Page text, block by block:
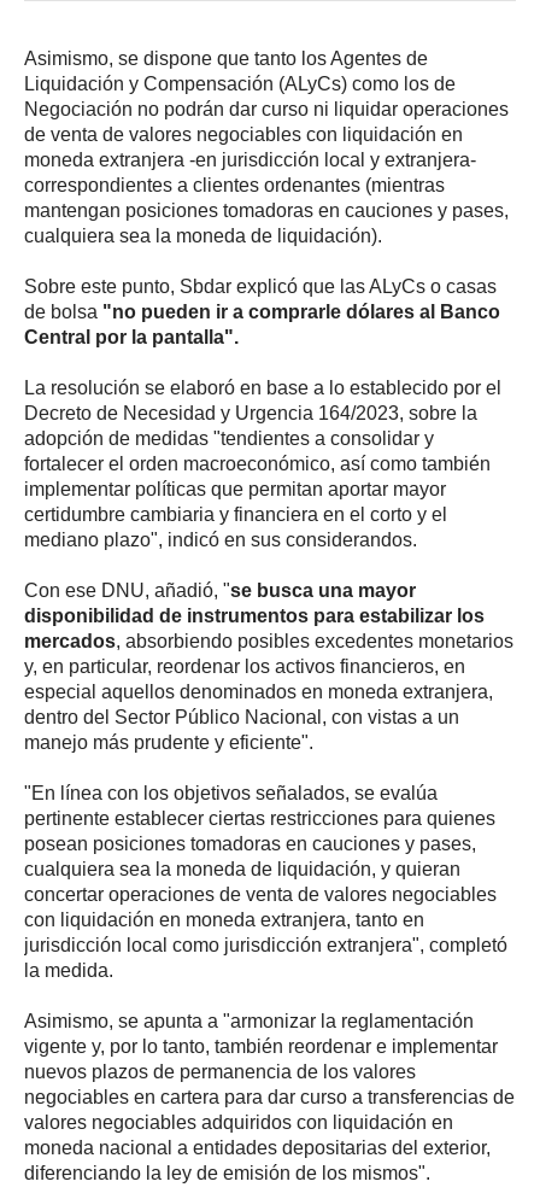
Asimismo, se dispone que tanto los Agentes de
Liquidación y Compensación (ALyCs) como los de
Negociación no podrán dar curso ni liquidar operaciones
de venta de valores negociables con liquidación en
moneda extranjera -en jurisdicción local y extranjera-
correspondientes a clientes ordenantes (mientras
mantengan posiciones tomadoras en cauciones y pases,
cualquiera sea la moneda de liquidación).
Sobre este punto, Sbdar explicó que las ALyCs o casas
de bolsa "no pueden ir a comprarle dólares al Banco
Central por la pantalla".
La resolución se elaboró en base a lo establecido por el
Decreto de Necesidad y Urgencia 164/2023, sobre la
adopción de medidas "tendientes a consolidar y
fortalecer el orden macroeconómico, así como también
implementar políticas que permitan aportar mayor
certidumbre cambiaria y financiera en el corto y el
mediano plazo", indicó en sus considerandos.
Con ese DNU, añadió, "se busca una mayor
disponibilidad de instrumentos para estabilizar los
mercados, absorbiendo posibles excedentes monetarios
y, en particular, reordenar los activos financieros, en
especial aquellos denominados en moneda extranjera,
dentro del Sector Público Nacional, con vistas a un
manejo más prudente y eficiente".
"En línea con los objetivos señalados, se evalúa
pertinente establecer ciertas restricciones para quienes
posean posiciones tomadoras en cauciones y pases,
cualquiera sea la moneda de liquidación, y quieran
concertar operaciones de venta de valores negociables
con liquidación en moneda extranjera, tanto en
jurisdicción local como jurisdicción extranjera", completó
la medida.
Asimismo, se apunta a "armonizar la reglamentación
vigente y, por lo tanto, también reordenar e implementar
nuevos plazos de permanencia de los valores
negociables en cartera para dar curso a transferencias de
valores negociables adquiridos con liquidación en
moneda nacional a entidades depositarias del exterior,
diferenciando la ley de emisión de los mismos".